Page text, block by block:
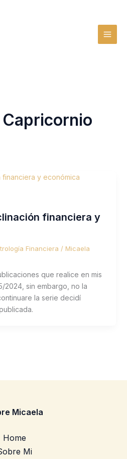
financiera y
Financiera / Micaela
que realice en mis
2024, sin embargo, no la
la serie decidí
Micaela
Home
Mi